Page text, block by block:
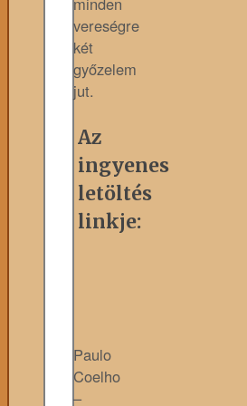
vereségre
két
győzelem
jut.
Az
ingyenes
letöltés
linkje:
Paulo
Coelho
–